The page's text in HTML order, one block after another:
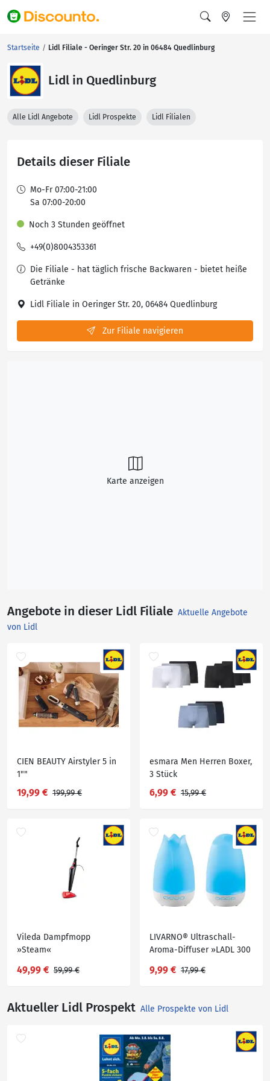
Startseite Lidl Filiale - Oeringer Str. 20 in 06484 Quedlinburg
Lidl in Quedlinburg
Alle Lidl Angebote Lidl Prospekte Lidl Filialen
Details dieser Filiale
Mo-Fr 07:00-21:00
Sa 07:00-20:00
Noch 3 Stunden geöffnet
+49(0)8004353361
Die Filiale - hat täglich frische Backwaren - bietet heiße
Getränke
Lidl Filiale in Oeringer Str. 20, 06484 Quedlinburg
Zur Filiale navigieren
Karte anzeigen
Angebote in dieser Lidl Filiale Aktuelle Angebote
von Lidl
CIEN BEAUTY Airstyler 5 in
1""
19,99 € 199,99 €
esmara Men Herren Boxer,
3 Stück
6,99 € 15,99 €
Vileda Dampfmopp
»Steam«
49,99 € 59,99 €
LIVARNO® Ultraschall-
Aroma-Diffuser »LADL 300
9,99 € 17,99 €
Aktueller Lidl Prospekt Alle Prospekte von Lidl